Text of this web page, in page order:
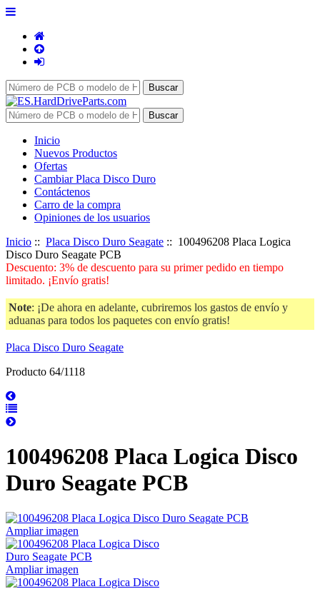
Inicio
Nuevos Productos
Ofertas
Cambiar Placa Disco Duro
Contáctenos
Carro de la compra
Opiniones de los usuarios
Inicio :: Placa Disco Duro Seagate :: 100496208 Placa Logica
Disco Duro Seagate PCB
Descuento: 3% de descuento para su primer pedido en tiempo
limitado. ¡Envío gratis!
Note: ¡De ahora en adelante, cubriremos los gastos de envío y
aduanas para todos los paquetes con envío gratis!
Placa Disco Duro Seagate
Producto 64/1118
100496208 Placa Logica Disco
Duro Seagate PCB
Ampliar imagen
Ampliar imagen